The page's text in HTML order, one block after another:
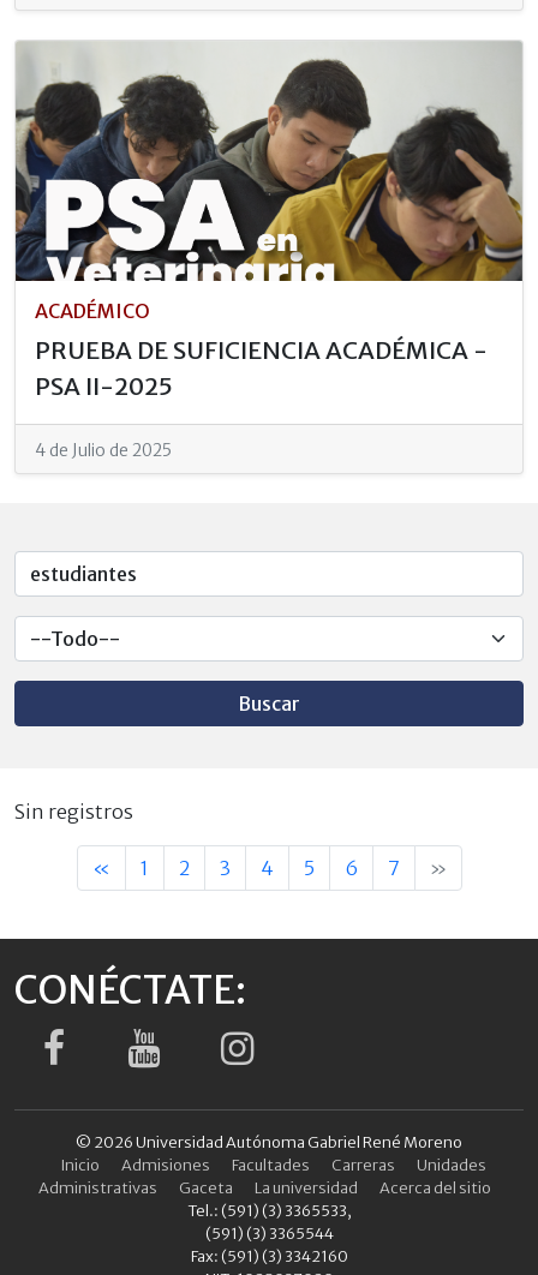
ACADÉMICO
PRUEBA DE SUFICIENCIA ACADÉMICA -
PSA II-2025
4 de Julio de 2025
Buscar
Sin registros
« 1 2 3 4 5 6 7 »
CONÉCTATE:
© 2026 Universidad Autónoma Gabriel René Moreno
Inicio
Admisiones Facultades Carreras
Unidades
Administrativas
Gaceta La universidad
Acerca del sitio
Tel.: (591) (3) 3365533,
(591) (3) 3365544
Fax: (591) (3) 3342160